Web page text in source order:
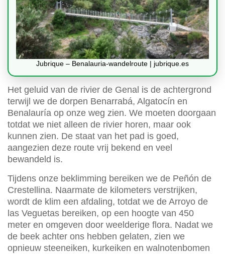
Jubrique – Benalauria-wandelroute | jubrique.es
Het geluid van de rivier de Genal is de achtergrond
terwijl we de dorpen Benarrabá, Algatocín en
Benalauría op onze weg zien. We moeten doorgaan
totdat we niet alleen de rivier horen, maar ook
kunnen zien. De staat van het pad is goed,
aangezien deze route vrij bekend en veel
bewandeld is.
Tijdens onze beklimming bereiken we de Peñón de
Crestellina. Naarmate de kilometers verstrijken,
wordt de klim een afdaling, totdat we de Arroyo de
las Veguetas bereiken, op een hoogte van 450
meter en omgeven door weelderige flora. Nadat we
de beek achter ons hebben gelaten, zien we
opnieuw steeneiken, kurkeiken en walnotenbomen